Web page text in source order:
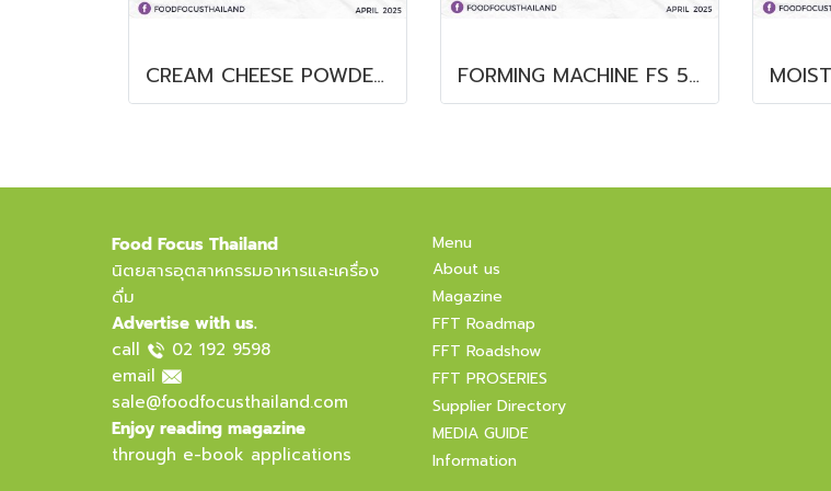
CREAM CHEESE POWDER DE LINI FORMING MACHINE FS 510 KOEX
Food Focus Thailand
นิตยสารอุตสาหกรรมอาหารและเครื่อง
ดื่ม
Advertise with us.
call
02 192 9598
email
sale@foodfocusthailand.com
Enjoy reading magazine
through e-book applications
Menu
About us
Magazine
FFT Roadmap
FFT Roadshow
FFT PROSERIES
Supplier Directory
MEDIA GUIDE
Information